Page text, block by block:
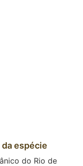
espécie
do Rio de